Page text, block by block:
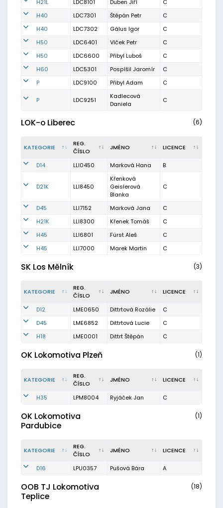
H21L LDC8101 Duben Jiří
C
H40
LDC7301 Štěpán Petr
C
H40
LDC7302 Gálus Igor
C
H50
LDC6401 Vlček Petr
C
H50
LDC6600 Přibyl Luboš
C
H60
LDC5301 Pospíšil Jaromír
C
P
LDC9100 Přibyl Adam C
P LDC9251
Kadlecová
Daniela
C
LOK-o Liberec (6)
KATEGORIE
REG.
ČÍSLO
JMÉNO LICENCE
D14 LLI0450 Marková Hana B
D21K LLI8450
Křenková
Geislerová
Blanka
C
D45 LLI7152 Marková Jana
C
H21K
LLI8300 Křenek Tomáš
C
H45
LLI6801 Fürst Aleš
C
H45
LLI7000 Marek Martin C
SK Los Mělník (3)
KATEGORIE
REG.
ČÍSLO
JMÉNO LICENCE
D12 LME0650 Dittrtová Rozálie
C
D45
LME6852 Dittrtová Lucie
C
H18
LME0001 Dittrt Štěpán C
OK Lokomotiva Plzeň (1)
KATEGORIE
REG.
ČÍSLO
JMÉNO LICENCE
H35 LPM8004 Ryjáček Jan C
OK Lokomotiva
Pardubice
(1)
KATEGORIE
REG.
ČÍSLO
JMÉNO LICENCE
D16 LPU0357 Pušová Bára A
OOB TJ Lokomotiva
Teplice
(18)